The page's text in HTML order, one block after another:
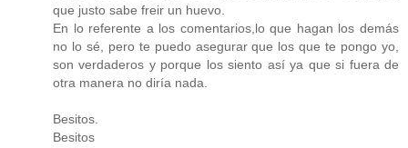
que justo sabe freir un huevo.
En lo referente a los comentarios,lo que hagan los demás
no lo sé, pero te puedo asegurar que los que te pongo yo,
son verdaderos y porque los siento así ya que si fuera de
otra manera no diría nada.
Besitos.
Besitos